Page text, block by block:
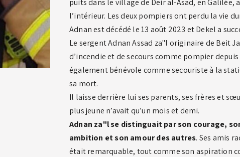
puits dans le village de Deir al-Asad, en Galilée,
l’intérieur. Les deux pompiers ont perdu la vie
Adnan est décédé le 13 août 2023 et Dekel a
Le sergent Adnan Assad za"l originaire de Beit
d’incendie et de secours comme pompier
également bénévole comme secouriste à la
sa mort.
Il laisse derrière lui ses parents, ses frères et
plus jeune n’avait qu’un mois et demi.
Adnan za"l se distinguait par son courage,
ambition et son amour des autres. Ses amis
était remarquable, tout comme son aspiration